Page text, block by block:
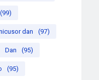
(99)
dan (97)
Dan (95)
(95)